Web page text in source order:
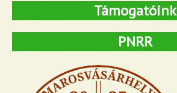
Támogatóink
PNRR